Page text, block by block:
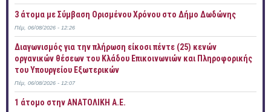
3 άτομα με Σύμβαση Ορισμένου Χρόνου στο Δήμο Δωδώνης
Πέμ, 06/08/2026 - 12:26
Διαγωνισμός για την πλήρωση είκοσι πέντε (25) κενών
οργανικών θέσεων του Κλάδου Επικοινωνιών και Πληροφορικής
του Υπουργείου Εξωτερικών
Πέμ, 06/08/2026 - 12:07
1 άτομο στην ΑΝΑΤΟΛΙΚΗ Α.Ε.